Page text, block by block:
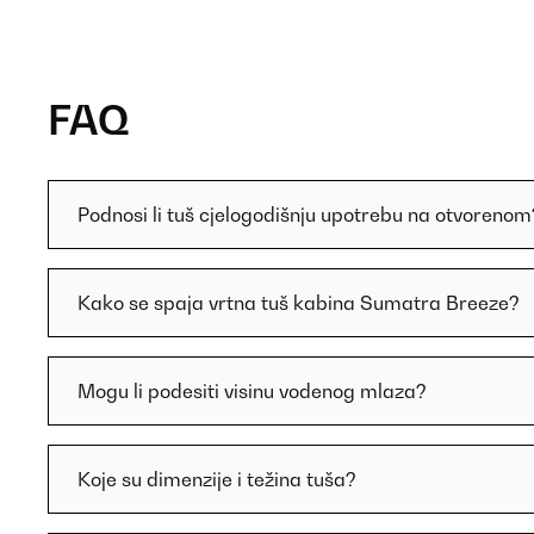
FAQ
Podnosi li tuš cjelogodišnju upotrebu na
Kako se spaja vrtna tuš kabina Sumatra Breeze?
Mogu li podesiti visinu vodenog mlaza?
Koje su dimenzije i težina tuša?